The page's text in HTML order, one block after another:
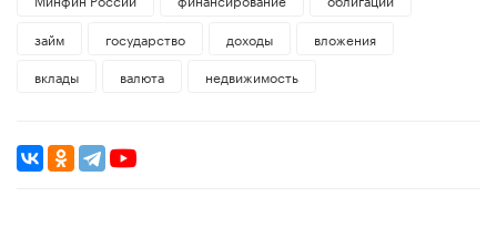
займ
государство доходы
вложения
вклады
валюта недвижимость